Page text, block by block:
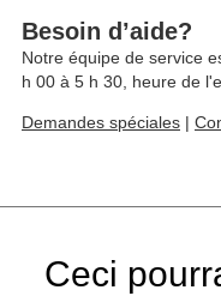
Besoin d’aide?
Notre équipe de service
h 00 à 5 h 30, heure de
Demandes spéciales |
Ceci